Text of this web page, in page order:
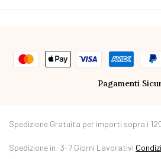
Pagamenti
Spedizione Gratuita per importi sopra i
Spedizione in: 3-7 Giorni Lavorativi